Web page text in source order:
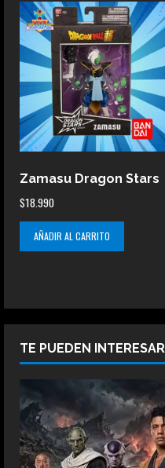
Zamasu Dragon Stars
$18.990
AÑADIR AL CARRITO
TE PUEDEN INTERESAR